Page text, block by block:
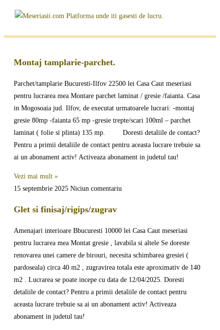
Montaj tamplarie-parchet.
Parchet/tamplarie Bucuresti-Ilfov 22500 lei Casa Caut meseriasi
pentru lucrarea mea Montare parchet laminat / gresie /faianta. Casa
in Mogosoaia jud. Ilfov, de executat urmatoarele lucrari: -montaj
gresie 80mp -faianta 65 mp -gresie trepte/scari 100ml – parchet
laminat ( folie si plinta) 135 mp. Doresti detaliile de contact?
Pentru a primii detaliile de contact pentru aceasta lucrare trebuie sa
ai un abonament activ! Activeaza abonament in judetul tau!
Vezi mai mult »
15 septembrie 2025 Niciun comentariu
Glet si finisaj/rigips/zugrav
Amenajari interioare Bbucuresti 10000 lei Casa Caut meseriasi
pentru lucrarea mea Montat gresie , lavabila si altele Se doreste
renovarea unei camere de birouri, necesita schimbarea gresiei (
pardoseala) circa 40 m2 , zugravirea totala este aproximativ de 140
m2 . Lucrarea se poate incepe cu data de 12/04/2025. Doresti
detaliile de contact? Pentru a primii detaliile de contact pentru
aceasta lucrare trebuie sa ai un abonament activ! Activeaza
abonament in judetul tau!